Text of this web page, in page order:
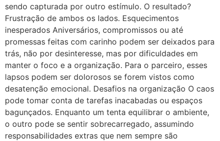
sendo capturada por outro estímulo. O resultado?
Frustração de ambos os lados. Esquecimentos
inesperados Aniversários, compromissos ou até
promessas feitas com carinho podem ser deixados para
trás, não por desinteresse, mas por dificuldades em
manter o foco e a organização. Para o parceiro, esses
lapsos podem ser dolorosos se forem vistos como
desatenção emocional. Desafios na organização O caos
pode tomar conta de tarefas inacabadas ou espaços
bagunçados. Enquanto um tenta equilibrar o ambiente,
o outro pode se sentir sobrecarregado, assumindo
responsabilidades extras que nem sempre são